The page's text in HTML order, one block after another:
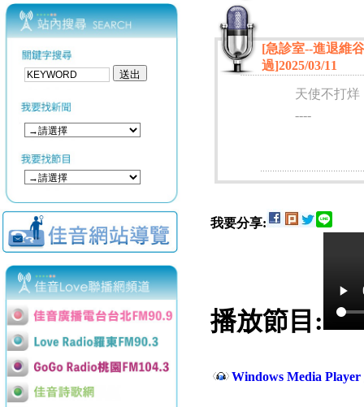
[急診室--進退維
過]2025/03/11
天使不打烊
----
我要分享:
播放節目:
Windows Media